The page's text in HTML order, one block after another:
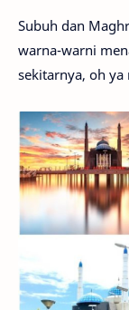
Subuh dan
warna-warni
sekitarnya, oh